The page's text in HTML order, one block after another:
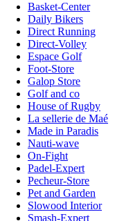
Basket-Center
Daily Bikers
Direct Running
Direct-Volley
Espace Golf
Foot-Store
Galop Store
Golf and co
House of Rugby
La sellerie de Maé
Made in Paradis
Nauti-wave
On-Fight
Padel-Expert
Pecheur-Store
Pet and Garden
Slowood Interior
Smash-Expert